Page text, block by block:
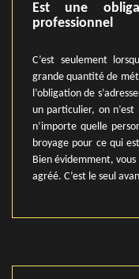
Est une
professionnel
C’est seulement
grande quantité de
l’obligation de
un particulier, on
n’importe quelle
broyage pour ce qui
Bien évidemment,
agréé. C’est le seul